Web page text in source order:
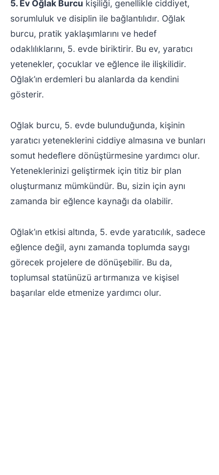
5. Ev Oğlak Burcu kişiliği, genellikle ciddiyet,
sorumluluk ve disiplin ile bağlantılıdır. Oğlak
burcu, pratik yaklaşımlarını ve hedef
odaklılıklarını, 5. evde biriktirir. Bu ev, yaratıcı
yetenekler, çocuklar ve eğlence ile ilişkilidir.
Oğlak’ın erdemleri bu alanlarda da kendini
gösterir.
Oğlak burcu, 5. evde bulunduğunda, kişinin
yaratıcı yeteneklerini ciddiye almasına ve bunları
somut hedeflere dönüştürmesine yardımcı olur.
Yeteneklerinizi geliştirmek için titiz bir plan
oluşturmanız mümkündür. Bu, sizin için aynı
zamanda bir eğlence kaynağı da olabilir.
Oğlak’ın etkisi altında, 5. evde yaratıcılık, sadece
eğlence değil, aynı zamanda toplumda saygı
görecek projelere de dönüşebilir. Bu da,
toplumsal statünüzü artırmanıza ve kişisel
başarılar elde etmenize yardımcı olur.